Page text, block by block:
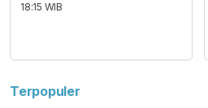
18:15 WIB
Terpopuler